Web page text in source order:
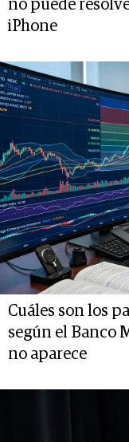
no puede
iPhone
Cuáles son los
según el Banco
no aparece